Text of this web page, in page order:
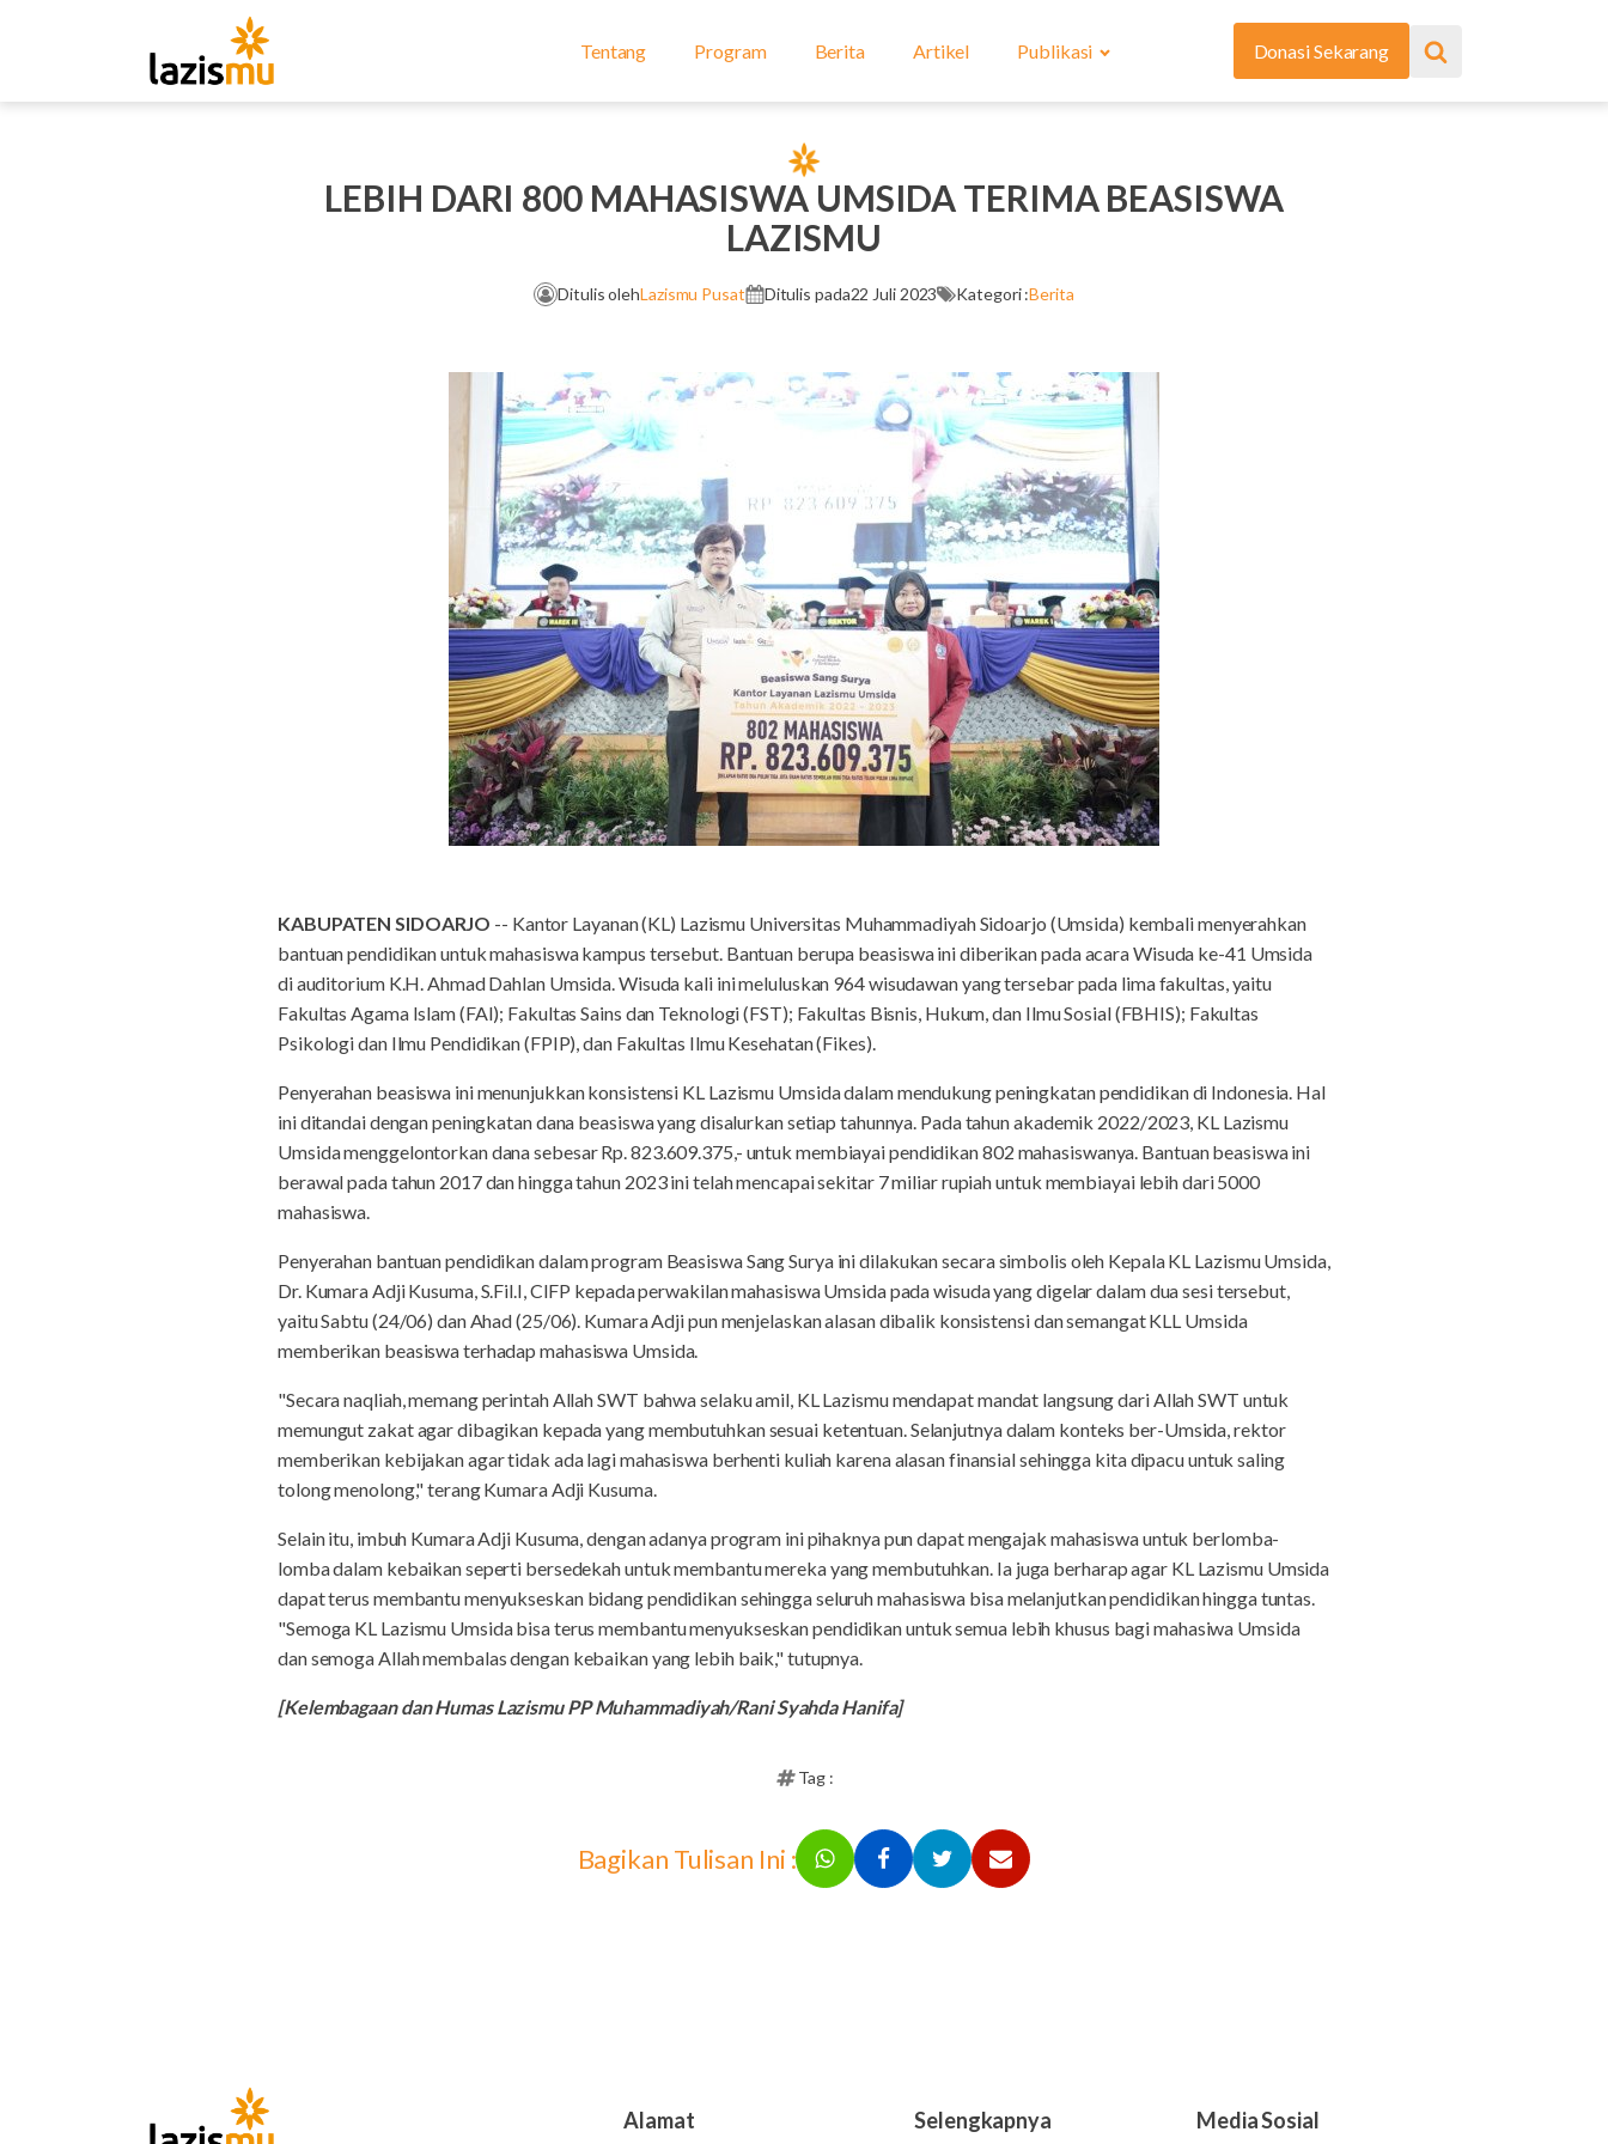
Tentang Program Berita Artikel Publikasi Donasi Sekarang
LEBIH DARI 800 MAHASISWA UMSIDA TERIMA BEASISWA
LAZISMU
Ditulis olehLazismu Pusat Ditulis pada22 Juli 2023 Kategori :Berita
KABUPATEN SIDOARJO -- Kantor Layanan (KL) Lazismu Universitas Muhammadiyah Sidoarjo (Umsida) kembali menyerahkan
bantuan pendidikan untuk mahasiswa kampus tersebut. Bantuan berupa beasiswa ini diberikan pada acara Wisuda ke-41 Umsida
di auditorium K.H. Ahmad Dahlan Umsida. Wisuda kali ini meluluskan 964 wisudawan yang tersebar pada lima fakultas, yaitu
Fakultas Agama Islam (FAI); Fakultas Sains dan Teknologi (FST); Fakultas Bisnis, Hukum, dan Ilmu Sosial (FBHIS); Fakultas
Psikologi dan Ilmu Pendidikan (FPIP), dan Fakultas Ilmu Kesehatan (Fikes).
Penyerahan beasiswa ini menunjukkan konsistensi KL Lazismu Umsida dalam mendukung peningkatan pendidikan di Indonesia. Hal
ini ditandai dengan peningkatan dana beasiswa yang disalurkan setiap tahunnya. Pada tahun akademik 2022/2023, KL Lazismu
Umsida menggelontorkan dana sebesar Rp. 823.609.375,- untuk membiayai pendidikan 802 mahasiswanya. Bantuan beasiswa ini
berawal pada tahun 2017 dan hingga tahun 2023 ini telah mencapai sekitar 7 miliar rupiah untuk membiayai lebih dari 5000
mahasiswa.
Penyerahan bantuan pendidikan dalam program Beasiswa Sang Surya ini dilakukan secara simbolis oleh Kepala KL Lazismu Umsida,
Dr. Kumara Adji Kusuma, S.Fil.I, CIFP kepada perwakilan mahasiswa Umsida pada wisuda yang digelar dalam dua sesi tersebut,
yaitu Sabtu (24/06) dan Ahad (25/06). Kumara Adji pun menjelaskan alasan dibalik konsistensi dan semangat KLL Umsida
memberikan beasiswa terhadap mahasiswa Umsida.
"Secara naqliah, memang perintah Allah SWT bahwa selaku amil, KL Lazismu mendapat mandat langsung dari Allah SWT untuk
memungut zakat agar dibagikan kepada yang membutuhkan sesuai ketentuan. Selanjutnya dalam konteks ber-Umsida, rektor
memberikan kebijakan agar tidak ada lagi mahasiswa berhenti kuliah karena alasan finansial sehingga kita dipacu untuk saling
tolong menolong," terang Kumara Adji Kusuma.
Selain itu, imbuh Kumara Adji Kusuma, dengan adanya program ini pihaknya pun dapat mengajak mahasiswa untuk berlomba-
lomba dalam kebaikan seperti bersedekah untuk membantu mereka yang membutuhkan. Ia juga berharap agar KL Lazismu Umsida
dapat terus membantu menyukseskan bidang pendidikan sehingga seluruh mahasiswa bisa melanjutkan pendidikan hingga tuntas.
"Semoga KL Lazismu Umsida bisa terus membantu menyukseskan pendidikan untuk semua lebih khusus bagi mahasiwa Umsida
dan semoga Allah membalas dengan kebaikan yang lebih baik," tutupnya.
[Kelembagaan dan Humas Lazismu PP Muhammadiyah/Rani Syahda Hanifa]
Tag :
Bagikan Tulisan Ini :
Alamat Selengkapnya Media Sosial